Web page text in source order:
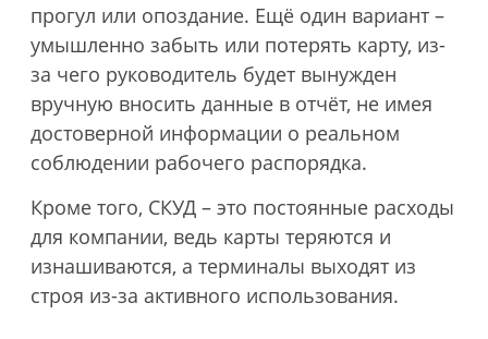
прогул или опоздание. Ещё один вариант –
умышленно забыть или потерять карту, из-
за чего руководитель будет вынужден
вручную вносить данные в отчёт, не имея
достоверной информации о реальном
соблюдении рабочего распорядка.
Кроме того, СКУД – это постоянные расходы
для компании, ведь карты теряются и
изнашиваются, а терминалы выходят из
строя из-за активного использования.